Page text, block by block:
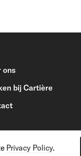
ons
bij Cartière
Privacy Policy.